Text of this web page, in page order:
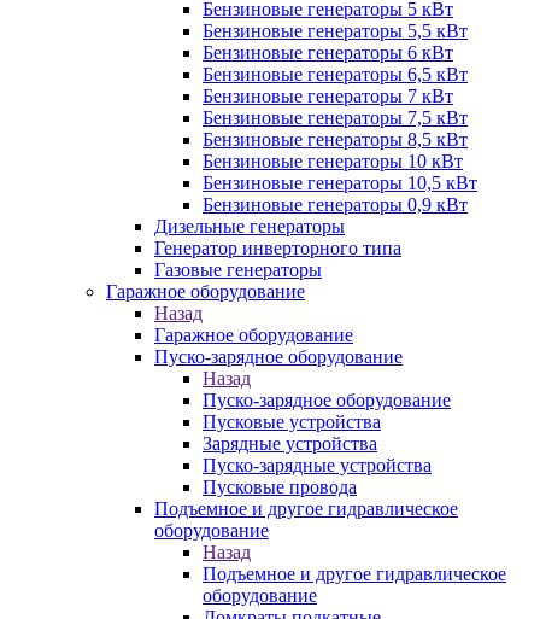
Бензиновые генераторы 5 кВт
Бензиновые генераторы 5,5 кВт
Бензиновые генераторы 6 кВт
Бензиновые генераторы 6,5 кВт
Бензиновые генераторы 7 кВт
Бензиновые генераторы 7,5 кВт
Бензиновые генераторы 8,5 кВт
Бензиновые генераторы 10 кВт
Бензиновые генераторы 10,5 кВт
Бензиновые генераторы 0,9 кВт
Дизельные генераторы
Генератор инверторного типа
Газовые генераторы
Гаражное оборудование
Назад
Гаражное оборудование
Пуско-зарядное оборудование
Назад
Пуско-зарядное оборудование
Пусковые устройства
Зарядные устройства
Пуско-зарядные устройства
Пусковые провода
Подъемное и другое гидравлическое
оборудование
Назад
Подъемное и другое гидравлическое
оборудование